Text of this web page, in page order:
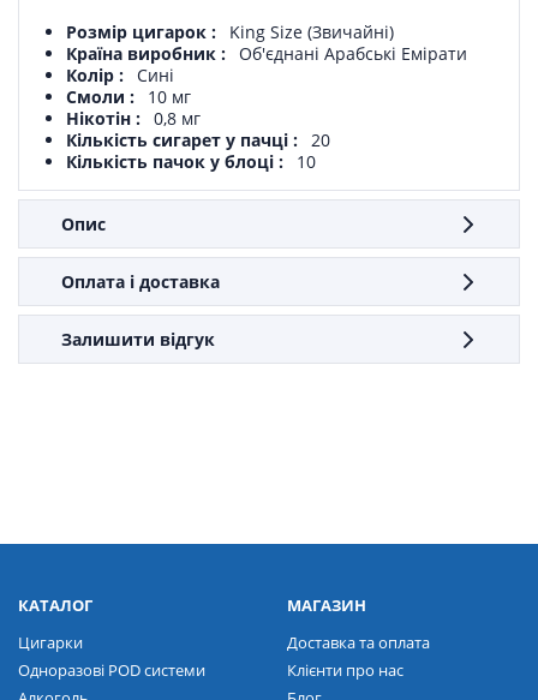
Розмір цигарок
King Size (Звичайні)
Країна виробник
Об'єднані Арабські Емірати
Колір
Сині
Смоли
10 мг
Нікотін
0,8 мг
Кількість сигарет у пачці
20
Кількість пачок у блоці
10
Опис
Оплата і доставка
Залишити відгук
КАТАЛОГ
Цигарки
Одноразові POD системи
МАГАЗИН
Доставка та оплата
Клієнти про нас